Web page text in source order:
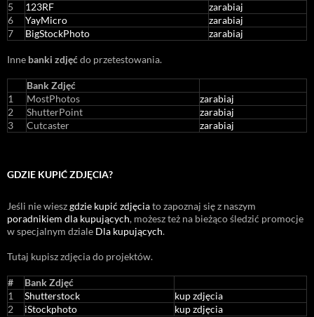
5
123RF
zarabiaj
6
YayMicro
zarabiaj
7
BigStockPhoto zarabiaj
Inne banki zdjęćdo przetestowania.
Bank Zdjęć
1
MostPhotos
zarabiaj
2
ShutterPoint
zarabiaj
3
Cutcaster zarabiaj
GDZIE KUPIĆ ZDJĘCIA?
Jeśli nie wieszgdzie kupić zdjęciato zapoznaj się z naszym
poradnikiem dla kupujących, możesz też na bieżąco śledzić promocje
w specjalnym dziale Dla kupujących.
Tutaj kupisz zdjęcia do projektów.
#
Bank Zdjęć
1
Shutterstock
kup zdjęcia
2
iStockphoto kup zdjęcia